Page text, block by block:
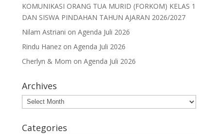
KOMUNIKASI ORANG TUA MURID (FORKOM) KELAS 1
DAN SISWA PINDAHAN TAHUN AJARAN 2026/2027
Nilam Astriani on Agenda Juli 2026
Rindu Hanezon Agenda Juli 2026
Cherlyn & Mom on Agenda Juli 2026
Archives
Archives
Categories